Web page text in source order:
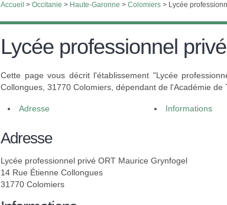
Accueil > Occitanie > Haute-Garonne > Colomiers > Lycée
Lycée professionnel
Cette page vous décrit l'établissement "Lycée
Collongues, 31770 Colomiers, dépendant de l'Académie
Adresse Informations
Adresse
Lycée professionnel privé ORT Maurice Grynfogel
14 Rue Étienne Collongues
31770 Colomiers